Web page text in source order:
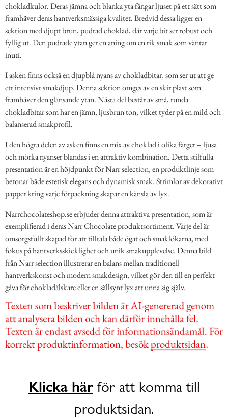
chokladkulor. Deras jämna och blanka yta fångar ljuset på ett sätt som
framhäver deras hantverksmässiga kvalitet. Bredvid dessa ligger en
sektion med djupt brun, pudrad choklad, där varje bit ser robust och
fyllig ut. Den pudrade ytan ger en aning om en rik smak som väntar
inuti.
I asken finns också en djupblå nyans av chokladbitar, som ser ut att ge
ett intensivt smakdjup. Denna sektion omges av en skir plast som
framhäver den glänsande ytan. Nästa del består av små, runda
chokladbitar som har en jämn, ljusbrun ton, vilket tyder på en mild och
balanserad smakprofil.
I den högra delen av asken finns en mix av choklad i olika färger – ljusa
och mörka nyanser blandas i en attraktiv kombination. Detta stilfulla
presentation är en höjdpunkt för Narr selection, en produktlinje som
betonar både estetisk elegans och dynamisk smak. Strimlor av dekorativt
papper kring varje förpackning skapar en känsla av lyx.
Narrchocolateshop.se erbjuder denna attraktiva presentation, som är
exemplifierad i deras Narr Chocolate produktsortiment. Varje del är
omsorgsfullt skapad för att tilltala både ögat och smaklökarna, med
fokus på hantverksskicklighet och unik smakupplevelse. Denna bild
från Narr selection illustrerar en balans mellan traditionell
hantverkskonst och modern smakdesign, vilket gör den till en perfekt
gåva för chokladälskare eller en sällsynt lyx att unna sig själv.
Klicka härför att komma till
produktsidan.